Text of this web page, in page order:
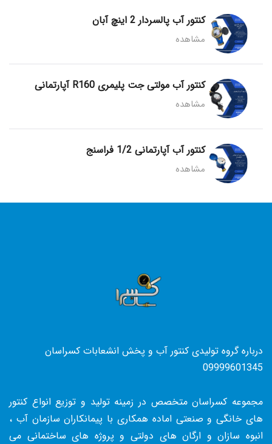
کنتور آب پالسردار 2 اینچ آبان
مشاهده
کنتور آب مولتی جت پلیمری R160 آپارتمانی
مشاهده
کنتور آب آپارتمانی 1/2 فراسنج
مشاهده
درباره گروه تولیدی کنتور آب و پخش انشعابات کسراسان
09999601345
مجموعه کسراسان متخصص در زمینه تولید و توزیع انواع کنتور
های خانگی و صنعتی اماده همکاری با پیمانکاران سازمان آب ،
انبوه سازان و ارگان های دولتی و پروژه های ساختمانی می